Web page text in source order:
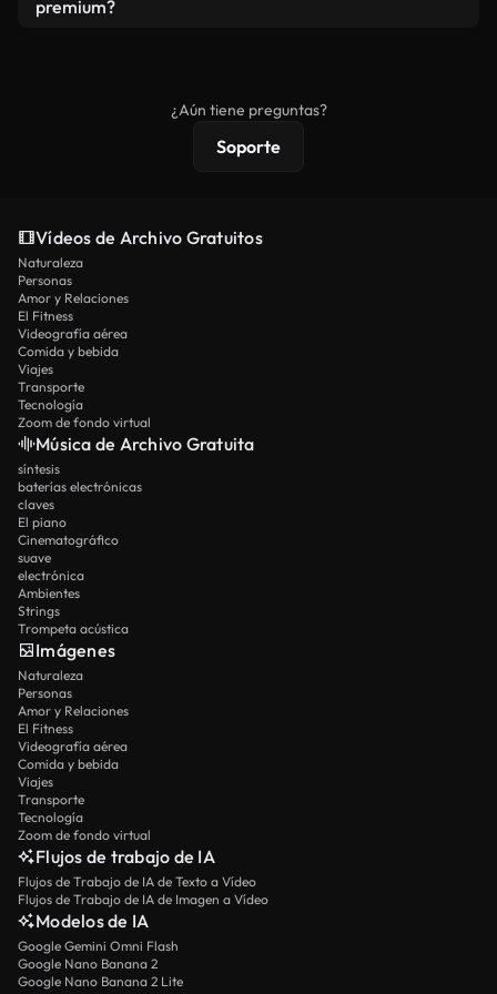
premium?
protecciones de licencia extendidas.
¿Aún tiene preguntas?
Soporte
Vídeos de Archivo Gratuitos
Naturaleza
Personas
Amor y Relaciones
El Fitness
Videografía aérea
Comida y bebida
Viajes
Transporte
Tecnología
Zoom de fondo virtual
Música de Archivo Gratuita
síntesis
baterías electrónicas
claves
El piano
Cinematográfico
suave
electrónica
Ambientes
Strings
Trompeta acústica
Imágenes
Naturaleza
Personas
Amor y Relaciones
El Fitness
Videografía aérea
Comida y bebida
Viajes
Transporte
Tecnología
Zoom de fondo virtual
Flujos de trabajo de IA
Flujos de Trabajo de IA de Texto a Vídeo
Flujos de Trabajo de IA de Imagen a Vídeo
Modelos de IA
Google Gemini Omni Flash
Google Nano Banana 2
Google Nano Banana 2 Lite